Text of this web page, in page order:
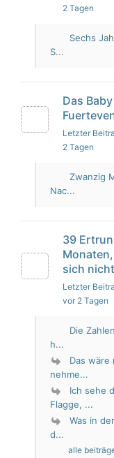
2 Tagen
Sechs
S...
Das
Letzter
2 Tagen
Zwanzig
Nac...
39
sich
Letzter
vor 2 Tagen
Die
h...
Das wäre
nehme...
Ich sehe
Flagge, ...
Was in
d...
alle